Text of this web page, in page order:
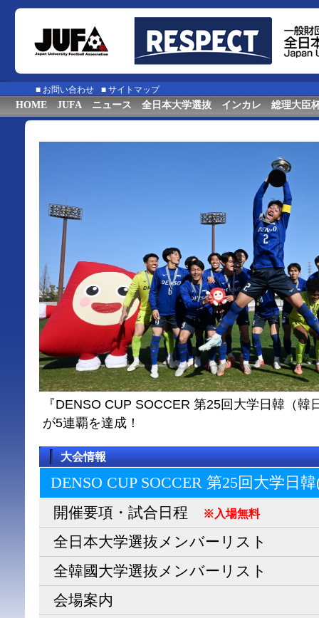
■ お問い合わせ ■ サイトマップ
HOME JUFA ニュース 全日本大学選抜 インカレ 総理大臣
『DENSO CUP SOCCER 第25回大学日韓（
が5連覇を達成！
大会情報
DENSO CUP SOCCER 第25回大学日
開催要項・試合日程 ※入場無料
全日本大学選抜メンバーリスト
全韓國大学選抜メンバーリスト
会場案内